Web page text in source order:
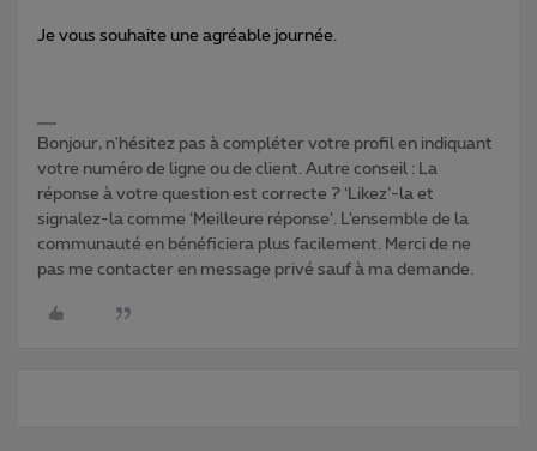
Je vous souhaite une agréable journée.
Bonjour, n'hésitez pas à compléter votre profil en indiquant
votre numéro de ligne ou de client. Autre conseil : La
réponse à votre question est correcte ? ‘Likez’-la et
signalez-la comme ‘Meilleure réponse’. L’ensemble de la
communauté en bénéficiera plus facilement. Merci de ne
pas me contacter en message privé sauf à ma demande.